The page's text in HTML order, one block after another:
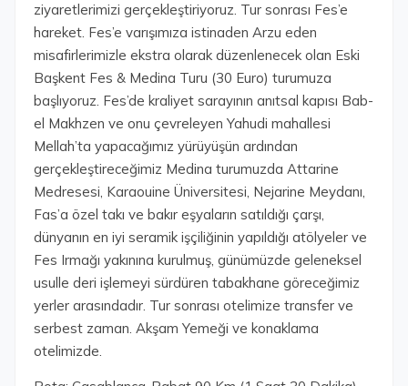
ziyaretlerimizi gerçekleştiriyoruz. Tur sonrası Fes’e
hareket. Fes’e varışımıza istinaden Arzu eden
misafirlerimizle ekstra olarak düzenlenecek olan Eski
Başkent Fes & Medina Turu (30 Euro) turumuza
başlıyoruz. Fes’de kraliyet sarayının anıtsal kapısı Bab-
el Makhzen ve onu çevreleyen Yahudi mahallesi
Mellah’ta yapacağımız yürüyüşün ardından
gerçekleştireceğimiz Medina turumuzda Attarine
Medresesi, Karaouine Üniversitesi, Nejarine Meydanı,
Fas’a özel takı ve bakır eşyaların satıldığı çarşı,
dünyanın en iyi seramik işçiliğinin yapıldığı atölyeler ve
Fes Irmağı yakınına kurulmuş, günümüzde geleneksel
usulle deri işlemeyi sürdüren tabakhane göreceğimiz
yerler arasındadır. Tur sonrası otelimize transfer ve
serbest zaman. Akşam Yemeği ve konaklama
otelimizde.